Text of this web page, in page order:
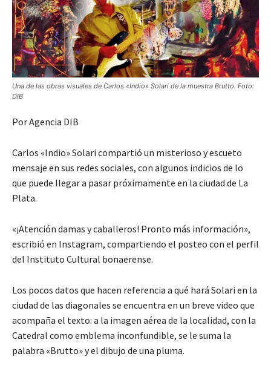
Una de las obras visuales de Carlos «Indio» Solari de la muestra Brutto. Foto:
DIB
Por Agencia DIB
Carlos «Indio» Solari compartió un misterioso y escueto
mensaje en sus redes sociales, con algunos indicios de lo
que puede llegar a pasar próximamente en la ciudad de La
Plata.
«¡Atención damas y caballeros! Pronto más información»,
escribió en Instagram, compartiendo el posteo con el perfil
del Instituto Cultural bonaerense.
Los pocos datos que hacen referencia a qué hará Solari en la
ciudad de las diagonales se encuentra en un breve video que
acompaña el texto: a la imagen aérea de la localidad, con la
Catedral como emblema inconfundible, se le suma la
palabra «Brutto» y el dibujo de una pluma.